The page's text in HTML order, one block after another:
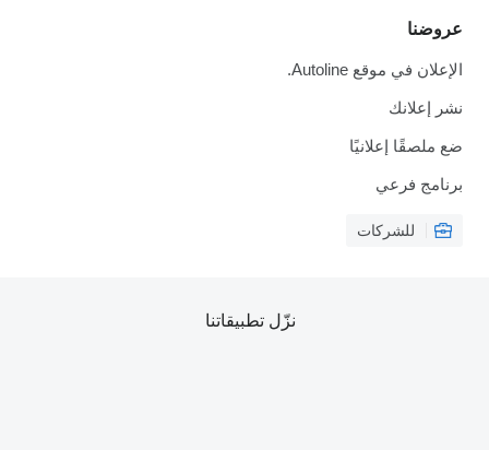
عروضنا
الإعلان في موقع Autoline.
نشر إعلانك
ضع ملصقًا إعلانيًا
برنامج فرعي
للشركات
نزّل تطبيقاتنا